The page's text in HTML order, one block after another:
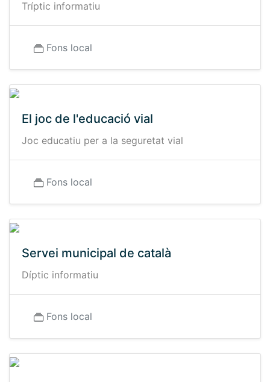
Tríptic informatiu
Fons local
El joc de l'educació vial
Joc educatiu per a la seguretat vial
Fons local
Servei municipal de català
Díptic informatiu
Fons local